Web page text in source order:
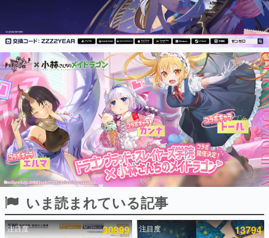
ピックアップ
電ファミのいま読まれている記事ランキング
アプリセール情報
インタビュー
連載・特集一覧
殿堂入り記事
SNS拡散数が数千以上！ ページビュー数万以上！ などな
ど。多くの人々に読まれた、電ファミ渾身の“殿堂入り”記
事をまとめました。
いま読まれている記事
注目度 30899 注目度 13794